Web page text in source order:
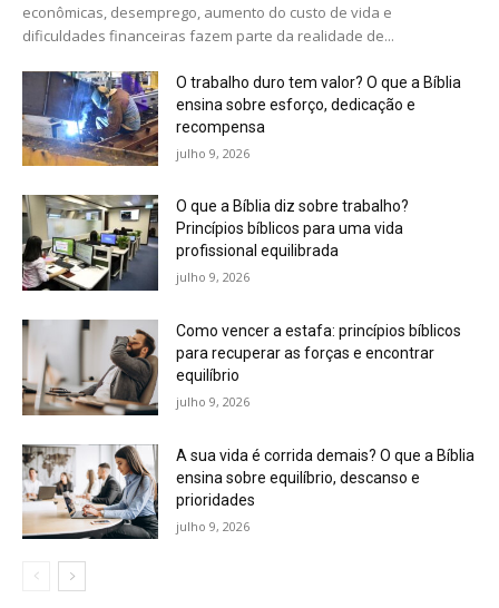
econômicas, desemprego, aumento do custo de vida e
dificuldades financeiras fazem parte da realidade de...
O trabalho duro tem valor? O que a Bíblia
ensina sobre esforço, dedicação e
recompensa
julho 9, 2026
O que a Bíblia diz sobre trabalho?
Princípios bíblicos para uma vida
profissional equilibrada
julho 9, 2026
Como vencer a estafa: princípios bíblicos
para recuperar as forças e encontrar
equilíbrio
julho 9, 2026
A sua vida é corrida demais? O que a Bíblia
ensina sobre equilíbrio, descanso e
prioridades
julho 9, 2026